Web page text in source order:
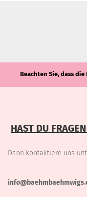
Beachten Sie, dass
HAST DU
Dann kontaktiere uns